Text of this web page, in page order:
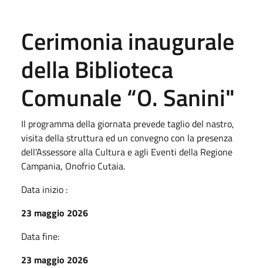
Cerimonia inaugurale
della Biblioteca
Comunale “O. Sanini"
Il programma della giornata prevede taglio del nastro,
visita della struttura ed un convegno con la presenza
dell'Assessore alla Cultura e agli Eventi della Regione
Campania, Onofrio Cutaia.
Data inizio :
23 maggio 2026
Data fine:
23 maggio 2026